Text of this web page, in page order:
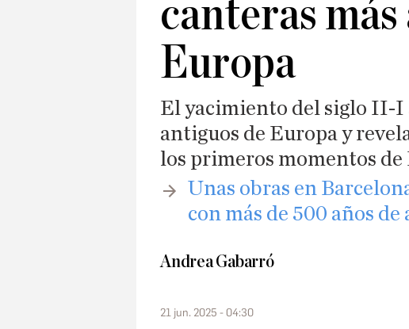
canteras
Europa
El yacimiento del siglo II-I
antiguos de Europa y
los primeros momentos de
​Unas obras en
con más de 500 años
Andrea Gabarró
21 jun. 2025 - 04:30